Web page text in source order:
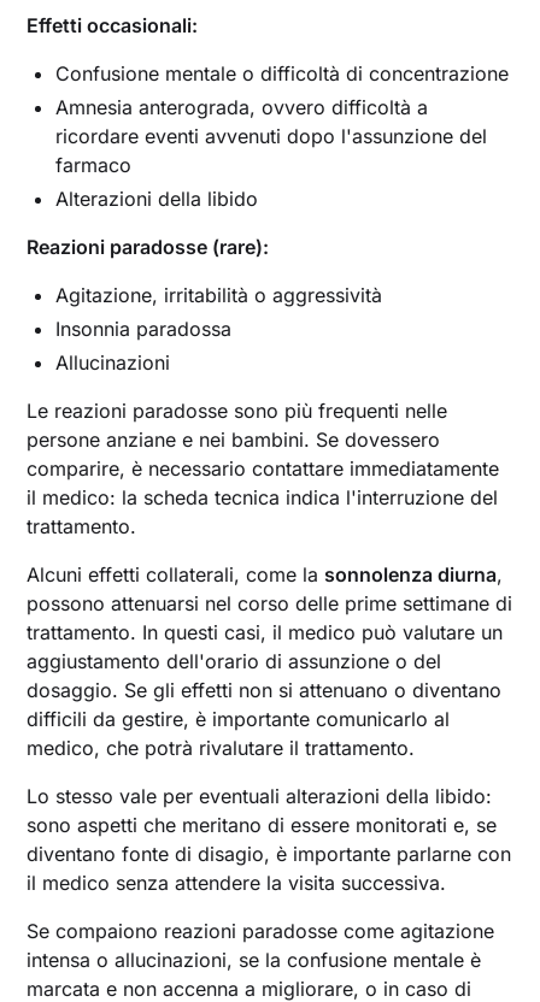
Effetti occasionali:
Confusione mentale o difficoltà di concentrazione
Amnesia anterograda, ovvero difficoltà a
ricordare eventi avvenuti dopo l'assunzione del
farmaco
Alterazioni della libido
Reazioni paradosse (rare):
Agitazione, irritabilità o aggressività
Insonnia paradossa
Allucinazioni
Le reazioni paradosse sono più frequenti nelle
persone anziane e nei bambini. Se dovessero
comparire, è necessario contattare immediatamente
il medico: la scheda tecnica indica l'interruzione del
trattamento.
Alcuni effetti collaterali, come la sonnolenza diurna,
possono attenuarsi nel corso delle prime settimane di
trattamento. In questi casi, il medico può valutare un
aggiustamento dell'orario di assunzione o del
dosaggio. Se gli effetti non si attenuano o diventano
difficili da gestire, è importante comunicarlo al
medico, che potrà rivalutare il trattamento.
Lo stesso vale per eventuali alterazioni della libido:
sono aspetti che meritano di essere monitorati e, se
diventano fonte di disagio, è importante parlarne con
il medico senza attendere la visita successiva.
Se compaiono reazioni paradosse come agitazione
intensa o allucinazioni, se la confusione mentale è
marcata e non accenna a migliorare, o in caso di